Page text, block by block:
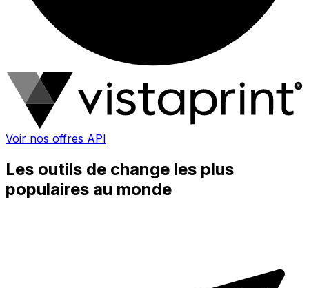
Voir nos offres API
Les outils de change les plus
populaires au monde